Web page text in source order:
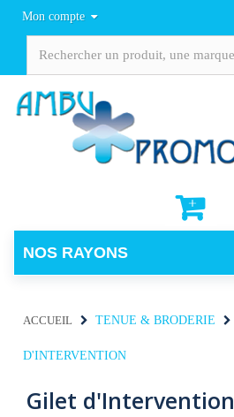
Mon compte
NOS RAYONS
ACCUEIL TENUE & BRODERIE
D'INTERVENTION
Gilet d'Intervention